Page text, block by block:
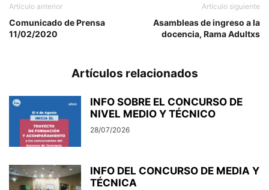
Artículo anterior
Comunicado de Prensa
11/02/2020
Artículo siguiente
Asambleas de ingreso a la
docencia, Rama Adultxs
Artículos relacionados
INFO SOBRE EL CONCURSO DE
NIVEL MEDIO Y TÉCNICO
28/07/2026
INFO DEL CONCURSO DE MEDIA Y
TÉCNICA